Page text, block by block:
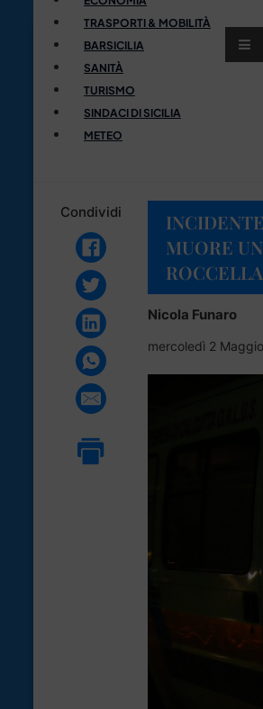
TRASPORTI & MOBILITÀ
BARSICILIA
SANITÀ
TURISMO
SINDACI DI SICILIA
METEO
Condividi
MUORE
ROCCELLA
Nicola Funaro
mercoledì 2